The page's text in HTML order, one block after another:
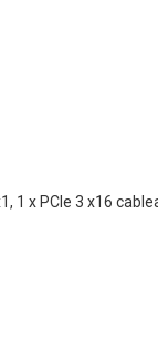
1 x PCIe 3 x16